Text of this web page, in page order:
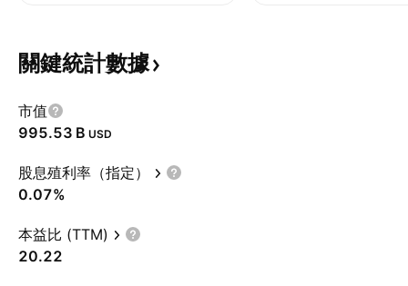
關鍵統計數據
市值
‪995.53 B‬ USD
股息殖利率（指定）
0.07%
本益比 (TTM)
20.22